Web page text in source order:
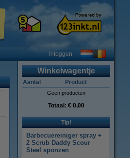
Inloggen
Winkelwagentje
Aantal Product
Geen producten
Totaal: € 0,00
Tip!
Barbecuereiniger spray +
2 Scrub Daddy Scour
Steel sponzen